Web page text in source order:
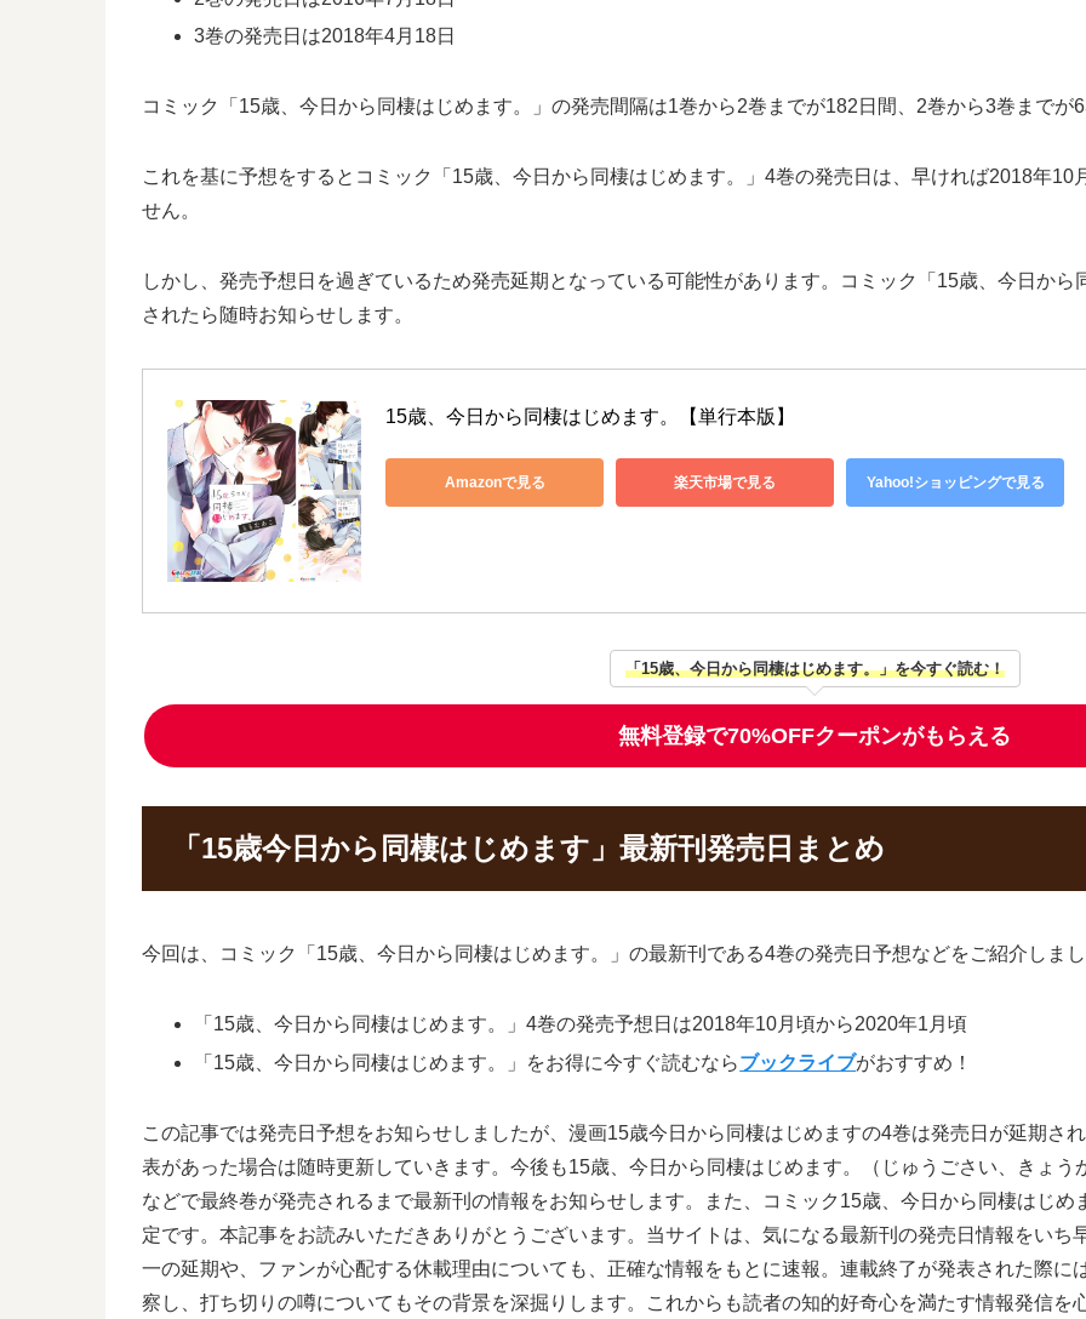
3巻の発売日は2018年4月18日
コミック「15歳、今日から同棲はじめます。」の発売間隔は1巻から2巻までが182日間、2巻から3巻までが
これを基に予想をするとコミック「15歳、今日から同棲はじめます。」4巻の発売日は、早ければ2018年
せん。
しかし、発売予想日を過ぎているため発売延期となっている可能性があります。コミック「15歳、今日か
されたら随時お知らせします。
15歳、今日から同棲はじめます。【単行本版】
Amazonで見る 楽天市場で見る Yahoo!ショッピングで見る
「15歳、今日から同棲はじめます。」を今すぐ読む！
無料登録で70%OFFクーポンがもらえる
「15歳今日から同棲はじめます」最新刊発売日まとめ
今回は、コミック「15歳、今日から同棲はじめます。」の最新刊である4巻の発売日予想などをご紹介しま
「15歳、今日から同棲はじめます。」4巻の発売予想日は2018年10月頃から2020年1月頃
「15歳、今日から同棲はじめます。」をお得に今すぐ読むならブックライブがおすすめ！
この記事では発売日予想をお知らせしましたが、漫画15歳今日から同棲はじめますの4巻は発売日が延期さ
表があった場合は随時更新していきます。今後も15歳、今日から同棲はじめます。（じゅうごさい、きょ
などで最終巻が発売されるまで最新刊の情報をお知らせします。また、コミック15歳、今日から同棲はじ
定です。本記事をお読みいただきありがとうございます。当サイトは、気になる最新刊の発売日情報をい
一の延期や、ファンが心配する休載理由についても、正確な情報をもとに速報。連載終了が発表された際に
察し、打ち切りの噂についてもその背景を深掘りします。これからも読者の知的好奇心を満たす情報発信を